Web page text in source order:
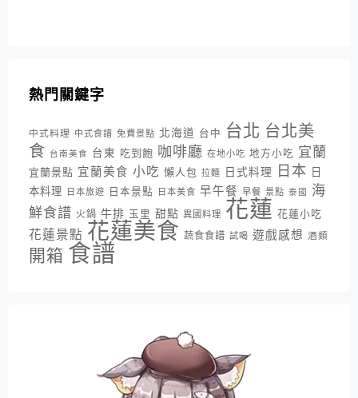
熱門關鍵字
中式料理 中式食譜 免費景點 北海道 台中 台北 台北美
食 台南美食 台東 吃到飽 咖啡廳 在地小吃 地方小吃 宜蘭
宜蘭景點 宜蘭美食 小吃 懶人包 拉麵 日式料理 日本 日
本料理
日本旅遊 日本景點 日本美食 早午餐 早餐 景點 泰國
海
鮮食譜 火鍋 牛排 玉里 甜點 異國料理 花蓮 花蓮小吃
花蓮景點 花蓮美食 蔬食食譜 試喝 遊戲感想 酒類
開箱 食譜